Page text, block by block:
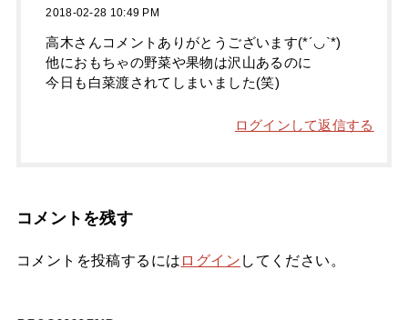
2018-02-28 10:49 PM
高木さんコメントありがとうございます(*´◡`*)
他におもちゃの野菜や果物は沢山あるのに
今日も白菜渡されてしまいました(笑)
ログインして返信する
コメントを残す
コメントを投稿するには ログイン してください。